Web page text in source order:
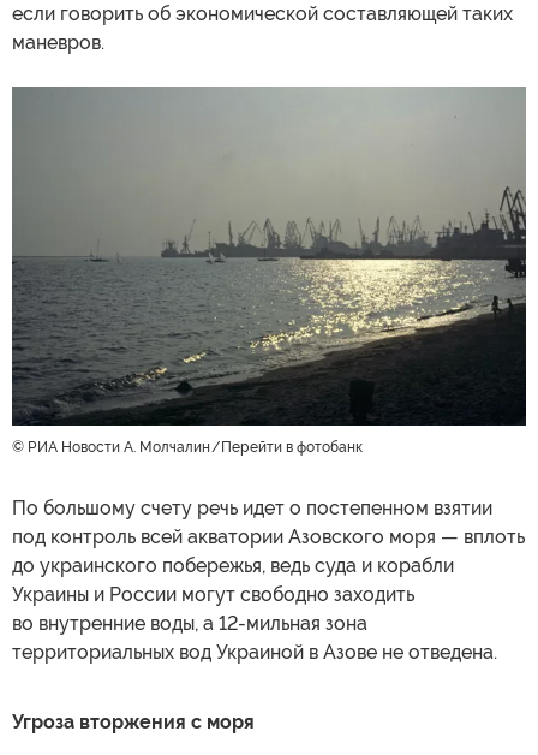
если говорить об экономической составляющей таких
маневров.
© РИА Новости А. Молчалин Перейти в фотобанк
По большому счету речь идет о постепенном взятии
под контроль всей акватории Азовского моря — вплоть
до украинского побережья, ведь суда и корабли
Украины и России могут свободно заходить
во внутренние воды, а 12-мильная зона
территориальных вод Украиной в Азове не отведена.
Угроза вторжения с моря